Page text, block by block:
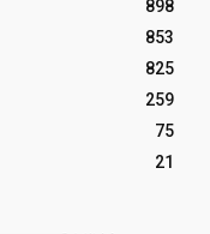
898
853
825
259
75
21